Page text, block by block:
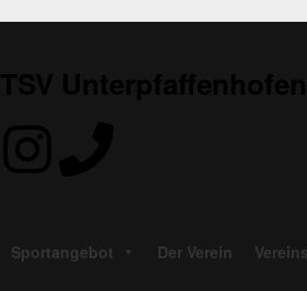
Sportangebot Der Verein